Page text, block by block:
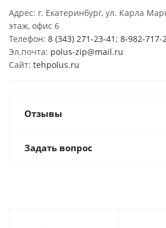
Адрес: г. Екатеринбург, ул. Карла
этаж, офис 6
Телефон: 8 (343) 271-23-41 ; 8-982-717-
Эл.почта: polus-zip@mail.ru
Сайт: tehpolus.ru
Отзывы
Задать вопрос